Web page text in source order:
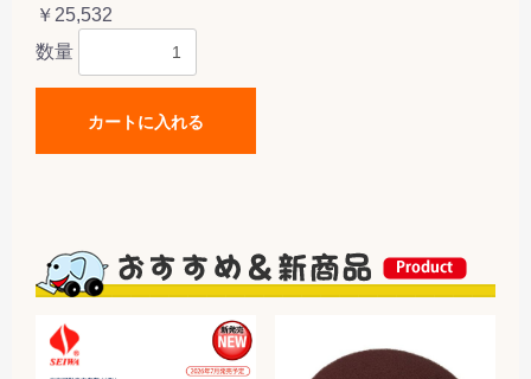
￥25,532
数量
カートに入れる